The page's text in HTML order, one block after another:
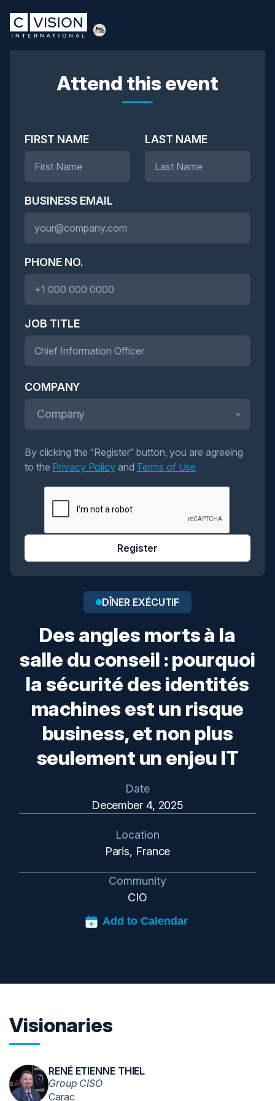
DÎNER EXÉCUTIF
Des angles morts à la
salle du conseil : pourquoi
la sécurité des identités
machines est un risque
business, et non plus
seulement un enjeu IT
Date
December 4, 2025
Location
Paris, France
Community
CIO
Attend this event
FIRST NAME LAST NAME
BUSINESS EMAIL
PHONE NO.
JOB TITLE
COMPANY
Company
By clicking the “Register” button, you are agreeing
to the Privacy Policyand Terms of Use
Register
Visionaries
RENÉ ETIENNE THIEL
Group CISO
Carac